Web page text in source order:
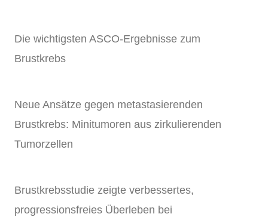
Die wichtigsten ASCO-Ergebnisse zum
Brustkrebs
Neue Ansätze gegen metastasierenden
Brustkrebs: Minitumoren aus zirkulierenden
Tumorzellen
Brustkrebsstudie zeigte verbessertes,
progressionsfreies Überleben bei